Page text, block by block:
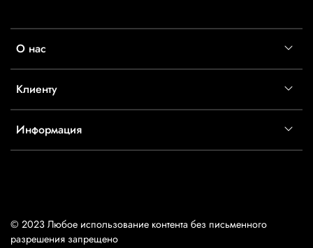
О нас
Клиенту
Информация
© 2023 Любое использование контента без письменного
разрешения запрещено